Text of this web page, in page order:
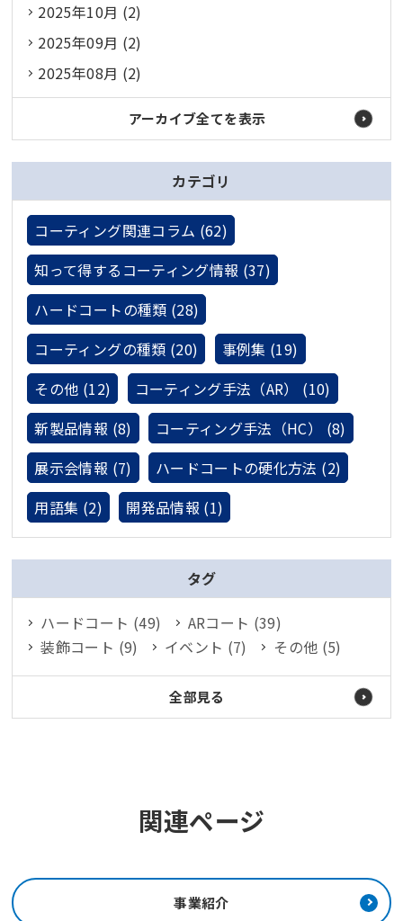
2025年10月 (2)
2025年09月 (2)
2025年08月 (2)
アーカイブ全てを表示
カテゴリ
コーティング関連コラム (62)
知って得するコーティング情報 (37)
ハードコートの種類 (28)
コーティングの種類 (20)
事例集 (19)
その他 (12)
コーティング手法（AR） (10)
新製品情報 (8)
コーティング手法（HC） (8)
展示会情報 (7)
ハードコートの硬化方法 (2)
用語集 (2)
開発品情報 (1)
タグ
ハードコート (49)
ARコート (39)
装飾コート (9)
イベント (7) その他 (5)
全部見る
関連ページ
事業紹介